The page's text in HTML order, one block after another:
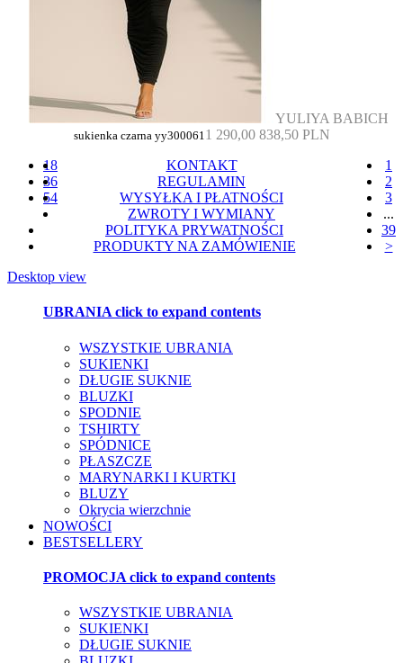
YULIYA BABICH
sukienka czarna yy3000611 290,00 838,50 PLN
18
36
54
1
2
3
...
39
>
KONTAKT
REGULAMIN
WYSYŁKA I PŁATNOŚCI
ZWROTY I WYMIANY
POLITYKA PRYWATNOŚCI
PRODUKTY NA ZAMÓWIENIE
Desktop view
UBRANIA click to expand contents
WSZYSTKIE UBRANIA
SUKIENKI
DŁUGIE SUKNIE
BLUZKI
SPODNIE
TSHIRTY
SPÓDNICE
PŁASZCZE
MARYNARKI I KURTKI
BLUZY
Okrycia wierzchnie
NOWOŚCI
BESTSELLERY
PROMOCJA click to expand contents
WSZYSTKIE UBRANIA
SUKIENKI
DŁUGIE SUKNIE